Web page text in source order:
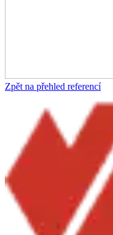
Zpět na přehled referencí